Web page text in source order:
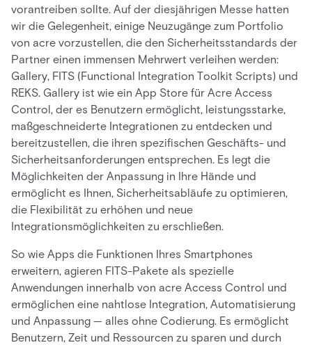
vorantreiben sollte. Auf der diesjährigen Messe hatten
wir die Gelegenheit, einige Neuzugänge zum Portfolio
von acre vorzustellen, die den Sicherheitsstandards der
Partner einen immensen Mehrwert verleihen werden:
Gallery, FITS (Functional Integration Toolkit Scripts) und
REKS. Gallery ist wie ein App Store für Acre Access
Control, der es Benutzern ermöglicht, leistungsstarke,
maßgeschneiderte Integrationen zu entdecken und
bereitzustellen, die ihren spezifischen Geschäfts- und
Sicherheitsanforderungen entsprechen. Es legt die
Möglichkeiten der Anpassung in Ihre Hände und
ermöglicht es Ihnen, Sicherheitsabläufe zu optimieren,
die Flexibilität zu erhöhen und neue
Integrationsmöglichkeiten zu erschließen.
So wie Apps die Funktionen Ihres Smartphones
erweitern, agieren FITS-Pakete als spezielle
Anwendungen innerhalb von acre Access Control und
ermöglichen eine nahtlose Integration, Automatisierung
und Anpassung — alles ohne Codierung. Es ermöglicht
Benutzern, Zeit und Ressourcen zu sparen und durch